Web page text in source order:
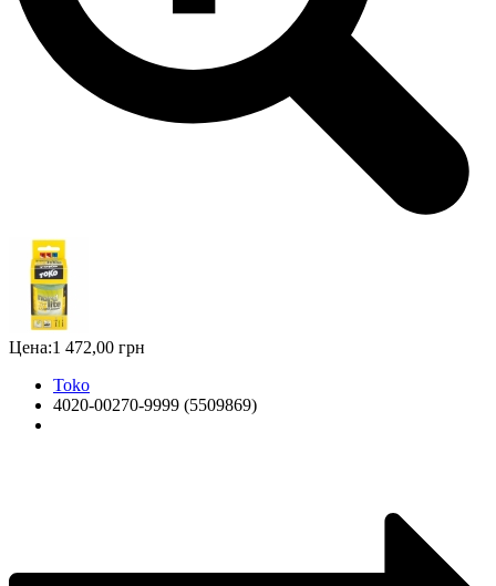
Цена:1 472,00 грн
Toko
4020-00270-9999 (5509869)